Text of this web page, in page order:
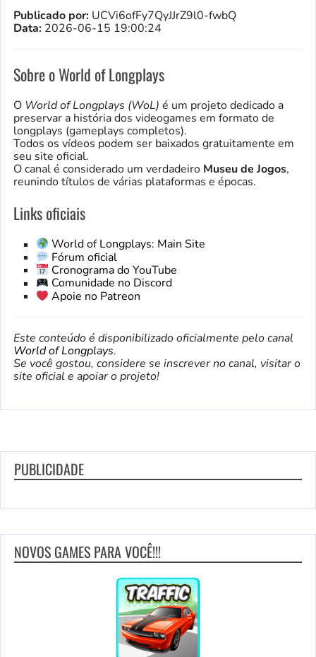
Publicado por: UCVi6ofFy7QyJJrZ9l0-fwbQ
Data: 2026-06-15 19:00:24
Sobre o World of Longplays
O World of Longplays (WoL) é um projeto dedicado a
preservar a história dos videogames em formato de
longplays (gameplays completos).
Todos os vídeos podem ser baixados gratuitamente em
seu site oficial.
O canal é considerado um verdadeiro Museu de Jogos,
reunindo títulos de várias plataformas e épocas.
Links oficiais
World of Longplays: Main Site
Fórum oficial
Cronograma do YouTube
Comunidade no Discord
Apoie no Patreon
Este conteúdo é disponibilizado oficialmente pelo canal
World of Longplays.
Se você gostou, considere se inscrever no canal, visitar o
site oficial e apoiar o projeto!
PUBLICIDADE
NOVOS GAMES PARA VOCÊ!!!